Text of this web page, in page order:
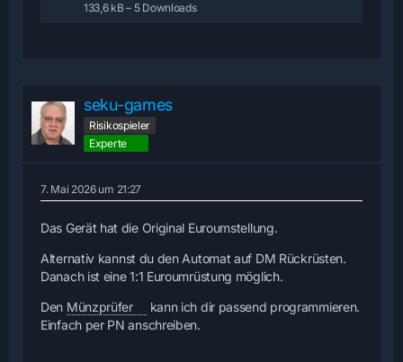
133,6 kB – 5 Downloads
seku-games
Risikospieler
Experte
7. Mai 2026 um 21:27
Das Gerät hat die Original Euroumstellung.
Alternativ kannst du den Automat auf DM Rückrüsten.
Danach ist eine 1:1 Euroumrüstung möglich.
Den Münzprüfer
kann ich dir passend programmieren.
Einfach per PN anschreiben.